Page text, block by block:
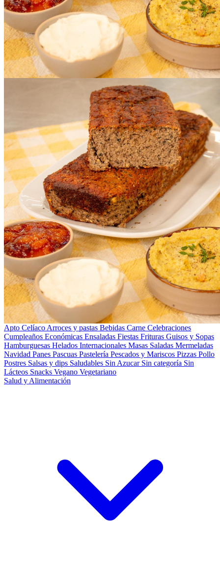
Apto Celíaco Arroces y pastas Bebidas Carne Celebraciones
Cumpleaños Económicas Ensaladas Fiestas Frituras Guisos y Sopas
Hamburguesas Helados Internacionales Masas Saladas Mermeladas
Navidad Panes Pascuas Pastelería Pescados y Mariscos Pizzas Pollo
Postres Salsas y dips Saludables Sin Azucar Sin categoría Sin
Lácteos Snacks Vegano Vegetariano
Salud y Alimentación